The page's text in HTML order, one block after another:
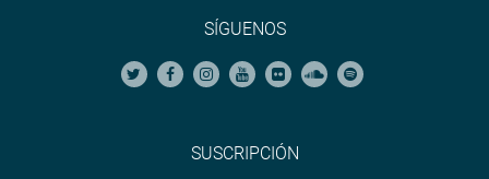
SÍGUENOS
SUSCRIPCIÓN